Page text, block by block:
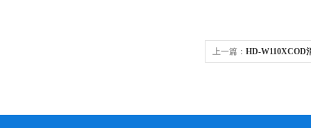
上一篇： HD-W110XCOD